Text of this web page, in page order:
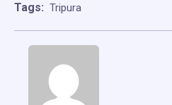
Tags: Tripura